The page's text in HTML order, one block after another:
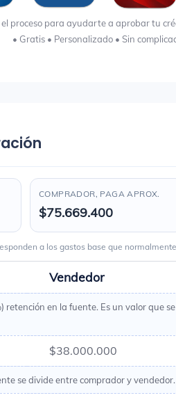
proceso para ayudarte a aprobar tu
• Gratis • Personalizado • Sin
COMPRADOR, PAGA APROX.
$75.669.400
a los gastos base que
Vendedor
retención en la fuente. Es un valor que
$38.000.000
se divide entre comprador y vendedor.